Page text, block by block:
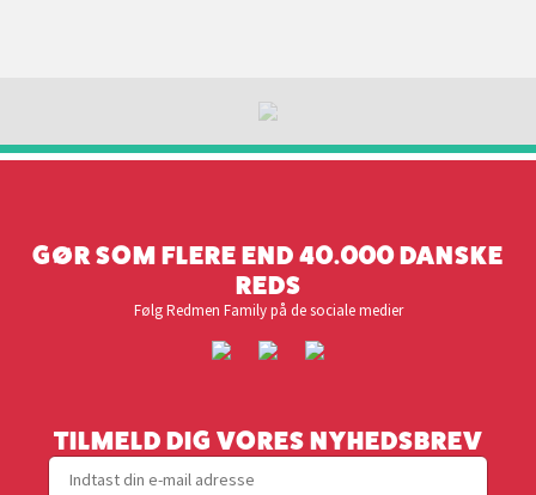
GØR SOM FLERE END 40.000 DANSKE
REDS
Følg Redmen Family på de sociale medier
TILMELD DIG VORES NYHEDSBREV